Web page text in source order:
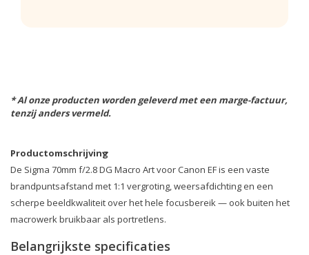
* Al onze producten worden geleverd met een marge-factuur,
tenzij anders vermeld.
Productomschrijving
De Sigma 70mm f/2.8 DG Macro Art voor Canon EF is een vaste
brandpuntsafstand met 1:1 vergroting, weersafdichting en een
scherpe beeldkwaliteit over het hele focusbereik — ook buiten het
macrowerk bruikbaar als portretlens.
Belangrijkste specificaties